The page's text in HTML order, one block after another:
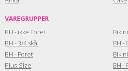
VAREGRUPPER
BH - ikke Foret
BH - 3/4 skål
BH - Foret
Plus-Size
BH -
BH -